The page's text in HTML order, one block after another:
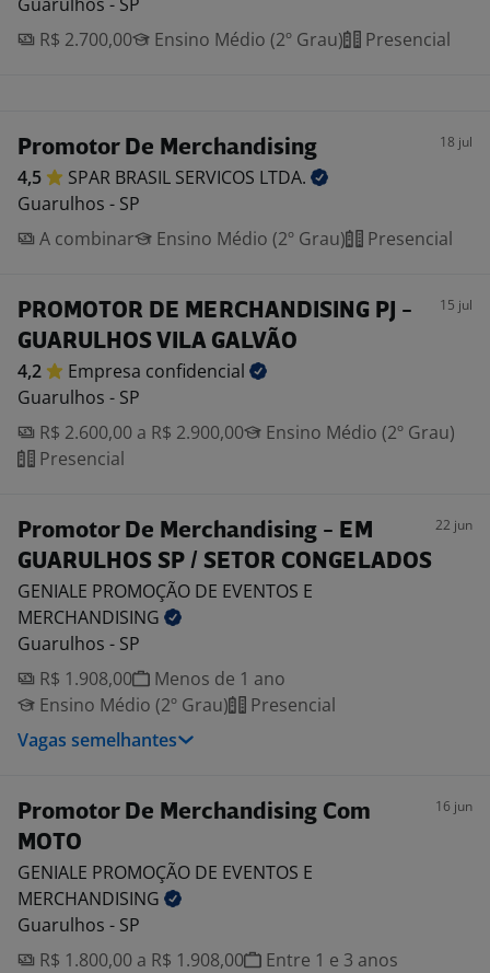
R$ 2.700,00
Ensino Médio (2º Grau) Presencial
Promotor De Merchandising 18 jul
4,5 SPAR BRASIL SERVICOS LTDA.
Guarulhos - SP
A combinar
Ensino Médio (2º Grau) Presencial
PROMOTOR DE MERCHANDISING PJ -
GUARULHOS VILA GALVÃO
15 jul
4,2 Empresa confidencial
Guarulhos - SP
R$ 2.600,00 a R$ 2.900,00
Ensino Médio (2º Grau)
Presencial
Promotor De Merchandising - EM
GUARULHOS SP / SETOR CONGELADOS
22 jun
GENIALE PROMOÇÃO DE EVENTOS E
MERCHANDISING
Guarulhos - SP
R$ 1.908,00
Menos de 1 ano
Ensino Médio (2º Grau)
Presencial
Vagas semelhantes
Promotor De Merchandising Com
MOTO
16 jun
GENIALE PROMOÇÃO DE EVENTOS E
MERCHANDISING
Guarulhos - SP
R$ 1.800,00 a R$ 1.908,00
Entre 1 e 3 anos